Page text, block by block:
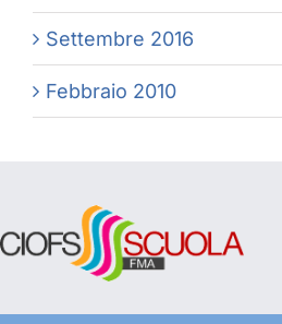
Settembre 2016
Febbraio 2010